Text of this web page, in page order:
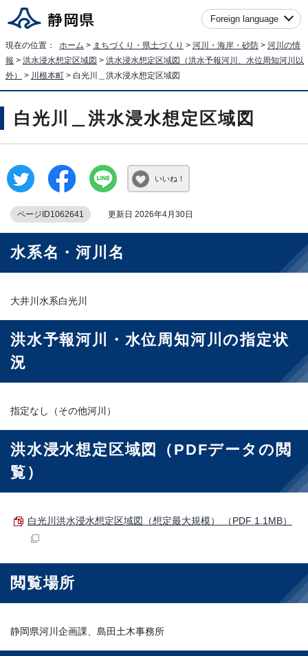
Foreign language
現在の位置： ホーム > まちづくり・県土づくり > 河川・海岸・砂防 > 河川の情
報 > 洪水浸水想定区域図 > 洪水浸水想定区域図（洪水予報河川、水位周知河川以
外）
> 川根本町 > 白光川＿洪水浸水想定区域図
白光川＿洪水浸水想定区域図
いいね！
ページID1062641 更新日 2026年4月30日
水系名・河川名
大井川水系白光川
洪水予報河川・水位周知河川の指定状
況
指定なし（その他河川）
洪水浸水想定区域図（PDFデータの閲
覧）
白光川洪水浸水想定区域図（想定最大規模） （PDF 1.1MB）
閲覧場所
静岡県河川企画課、島田土木事務所